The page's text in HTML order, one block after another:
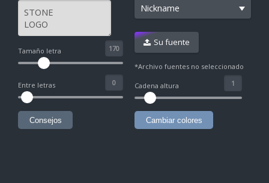
Tamaño letra
Entre letras
Consejos
Nickname
^ Su fuente
*Archivo fuentes no seleccionado
Cadena altura
Cambiar colores